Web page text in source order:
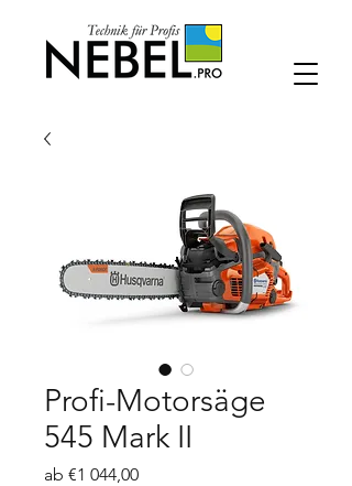
Profi-Motorsäge
545 Mark II
ab €1 044,00Sale-